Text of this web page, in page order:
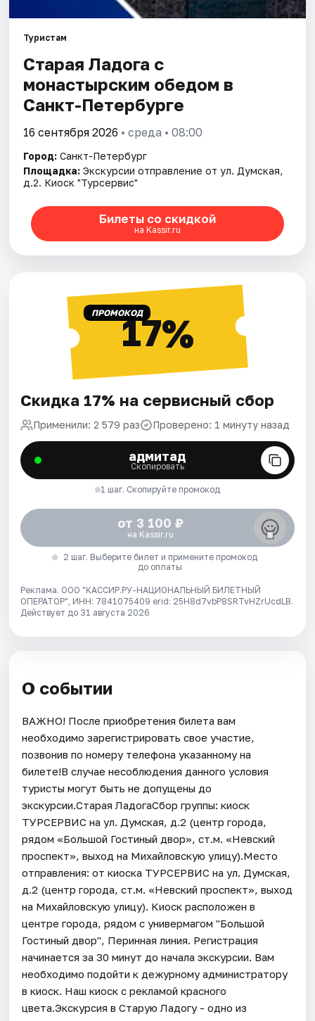
Туристам
Старая Ладога c
монастырским обедом в
Санкт-Петербурге
16 сентября 2026 • среда • 08:00
Город: Санкт-Петербург
Площадка: Экскурсии отправление от ул. Думская,
д.2. Киоск "Турсервис"
Билеты со скидкой
на Kassir.ru
ПРОМОКОД17%
Скидка 17% на сервисный сбор
Применили: 2 579 раз Проверено: 1 минуту назад
адмитад
Скопировать
1 шаг. Скопируйте промокод
от 3 100 ₽
на Kassir.ru
2 шаг. Выберите билет и примените промокод
до оплаты
Реклама. ООО "КАССИР.РУ-НАЦИОНАЛЬНЫЙ БИЛЕТНЫЙ
ОПЕРАТОР", ИНН: 7841075409 erid: 25H8d7vbP8SRTvHZrUcdLB.
Действует до 31 августа 2026
О событии
ВАЖНО! После приобретения билета вам
необходимо зарегистрировать свое участие,
позвонив по номеру телефона указанному на
билете!В случае несоблюдения данного условия
туристы могут быть не допущены до
экскурсии.Старая ЛадогаСбор группы: киоск
ТУРСЕРВИС на ул. Думская, д.2 (центр города,
рядом «Большой Гостиный двор», ст.м. «Невский
проспект», выход на Михайловскую улицу).Место
отправления: от киоска ТУРСЕРВИС на ул. Думская,
д.2 (центр города, ст.м. «Невский проспект», выход
на Михайловскую улицу). Киоск расположен в
центре города, рядом с универмагом "Большой
Гостиный двор", Перинная линия. Регистрация
начинается за 30 минут до начала экскурсии. Вам
необходимо подойти к дежурному администратору
в киоск. Наш киоск с рекламой красного
цвета.Экскурсия в Старую Ладогу - одно из